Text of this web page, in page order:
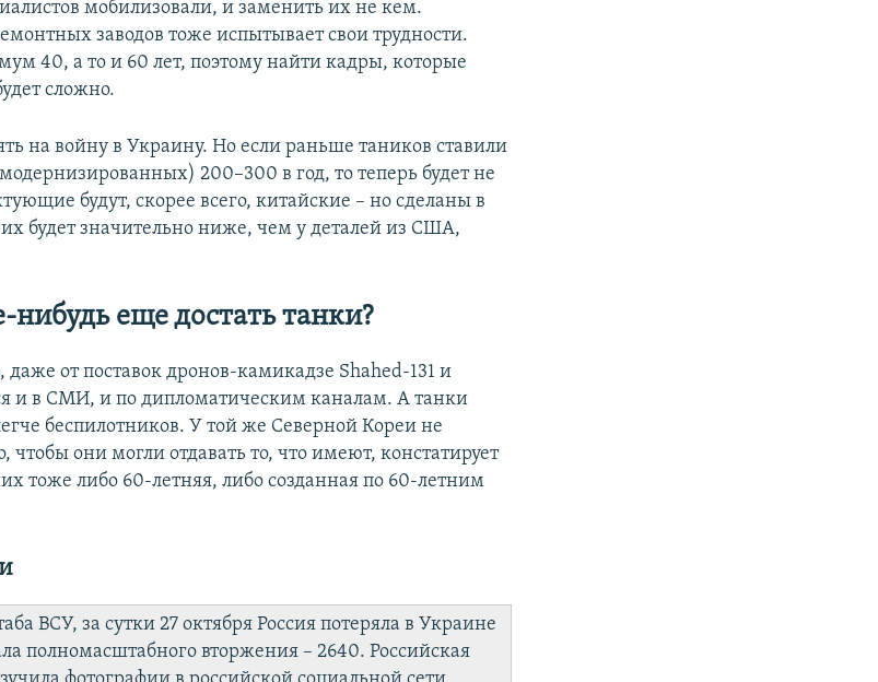
мобилизовали, и заменить их не кем.
заводов тоже испытывает свои трудности.
40, а то и 60 лет, поэтому найти кадры, которые
сложно.
на войну в Украину. Но если раньше таников ставили
200–300 в год, то теперь будет не
будут, скорее всего, китайские – но сделаны в
их будет значительно ниже, чем у деталей из США,
нибудь еще достать танки?
от поставок дронов-камикадзе Shahed-131 и
и в СМИ, и по дипломатическим каналам. А танки
беспилотников. У той же Северной Кореи не
чтобы они могли отдавать то, что имеют, констатирует
тоже либо 60-летняя, либо созданная по 60-летним
ВСУ, за сутки 27 октября Россия потеряла в Украине
полномасштабного вторжения – 2640. Российская